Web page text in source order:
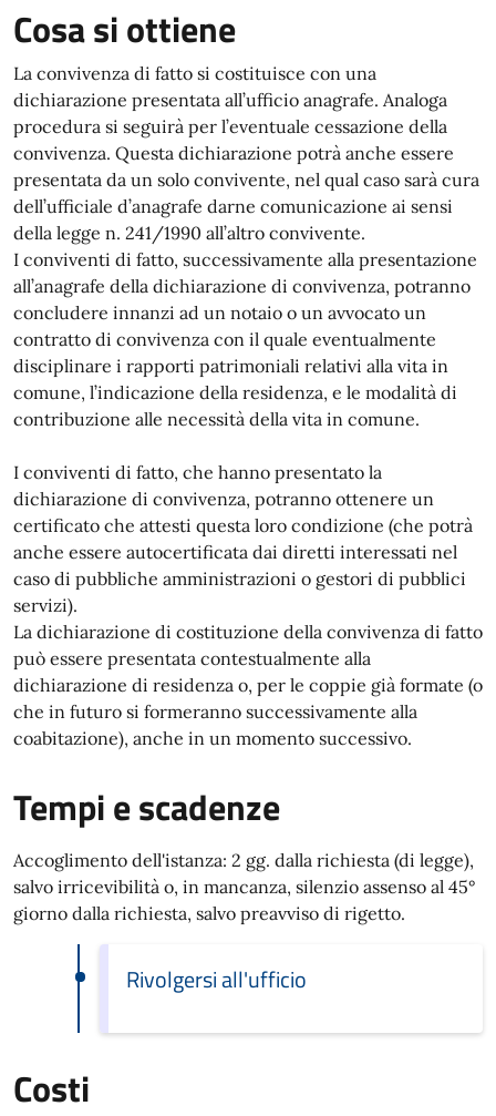
Cosa si ottiene
La convivenza di fatto si costituisce con una
dichiarazione presentata all’ufficio anagrafe. Analoga
procedura si seguirà per l’eventuale cessazione della
convivenza. Questa dichiarazione potrà anche essere
presentata da un solo convivente, nel qual caso sarà cura
dell’ufficiale d’anagrafe darne comunicazione ai sensi
della legge n. 241/1990 all’altro convivente.
I conviventi di fatto, successivamente alla presentazione
all’anagrafe della dichiarazione di convivenza, potranno
concludere innanzi ad un notaio o un avvocato un
contratto di convivenza con il quale eventualmente
disciplinare i rapporti patrimoniali relativi alla vita in
comune, l’indicazione della residenza, e le modalità di
contribuzione alle necessità della vita in comune.
I conviventi di fatto, che hanno presentato la
dichiarazione di convivenza, potranno ottenere un
certificato che attesti questa loro condizione (che potrà
anche essere autocertificata dai diretti interessati nel
caso di pubbliche amministrazioni o gestori di pubblici
servizi).
La dichiarazione di costituzione della convivenza di fatto
può essere presentata contestualmente alla
dichiarazione di residenza o, per le coppie già formate (o
che in futuro si formeranno successivamente alla
coabitazione), anche in un momento successivo.
Tempi e scadenze
Accoglimento dell'istanza: 2 gg. dalla richiesta (di legge),
salvo irricevibilità o, in mancanza, silenzio assenso al 45°
giorno dalla richiesta, salvo preavviso di rigetto.
Rivolgersi all'ufficio
Costi